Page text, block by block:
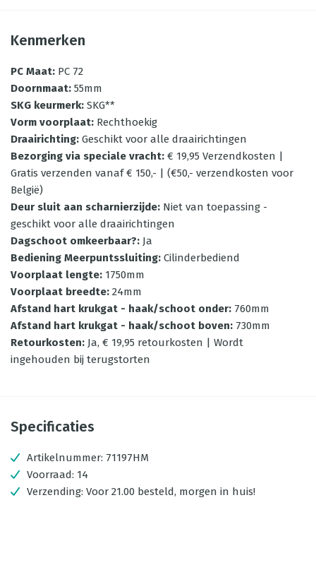
Kenmerken
PC Maat: PC 72
Doornmaat: 55mm
SKG keurmerk: SKG**
Vorm voorplaat: Rechthoekig
Draairichting: Geschikt voor alle draairichtingen
Bezorging via speciale vracht: € 19,95 Verzendkosten |
Gratis verzenden vanaf € 150,- | (€50,- verzendkosten voor
België)
Deur sluit aan scharnierzijde: Niet van toepassing -
geschikt voor alle draairichtingen
Dagschoot omkeerbaar?: Ja
Bediening Meerpuntssluiting: Cilinderbediend
Voorplaat lengte: 1750mm
Voorplaat breedte: 24mm
Afstand hart krukgat - haak/schoot onder: 760mm
Afstand hart krukgat - haak/schoot boven: 730mm
Retourkosten: Ja, € 19,95 retourkosten | Wordt
ingehouden bij terugstorten
Specificaties
Artikelnummer: 71197HM
Voorraad: 14
Verzending: Voor 21.00 besteld, morgen in huis!